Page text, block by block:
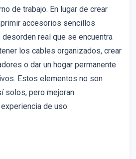
de trabajo. En lugar de crear
accesorios sencillos
real que se encuentra
los cables organizados, crear
o dar un hogar permanente
Estos elementos no son
solos, pero mejoran
de uso.